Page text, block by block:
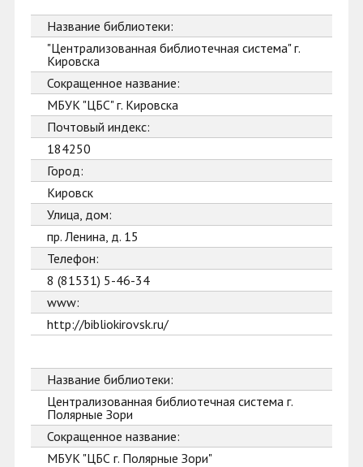
Название библиотеки:
"Централизованная библиотечная система" г.
Кировска
Сокращенное название:
МБУК "ЦБС" г. Кировска
Почтовый индекс:
184250
Город:
Кировск
Улица, дом:
пр. Ленина, д. 15
Телефон:
8 (81531) 5-46-34
www:
http://bibliokirovsk.ru/
Название библиотеки:
Централизованная библиотечная система г.
Полярные Зори
Сокращенное название:
МБУК "ЦБС г. Полярные Зори"